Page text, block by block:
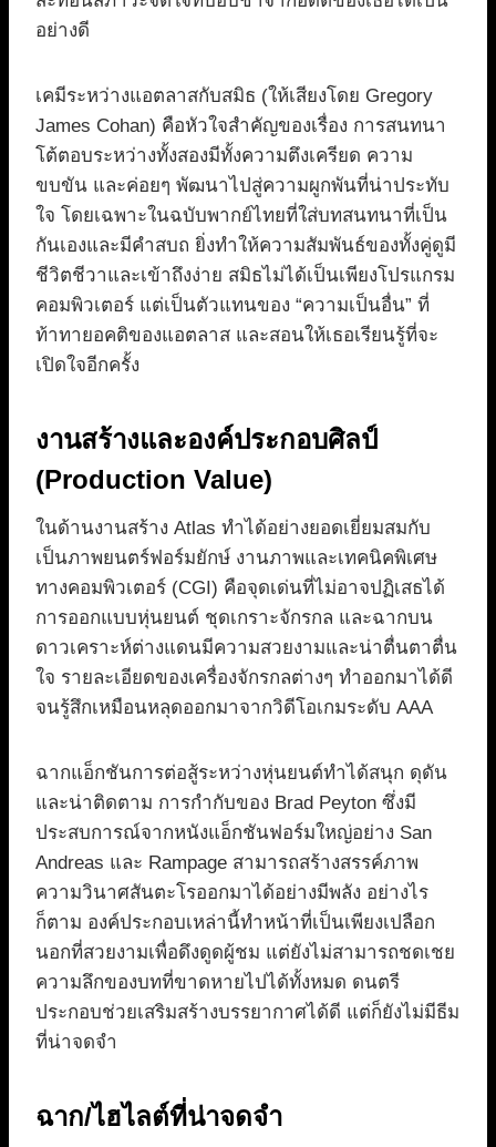
อย่างดี
เคมีระหว่างแอตลาสกับสมิธ (ให้เสียงโดย Gregory
James Cohan) คือหัวใจสำคัญของเรื่อง การสนทนา
โต้ตอบระหว่างทั้งสองมีทั้งความตึงเครียด ความ
ขบขัน และค่อยๆ พัฒนาไปสู่ความผูกพันที่น่าประทับ
ใจ โดยเฉพาะในฉบับพากย์ไทยที่ใส่บทสนทนาที่เป็น
กันเองและมีคำสบถ ยิ่งทำให้ความสัมพันธ์ของทั้งคู่ดูมี
ชีวิตชีวาและเข้าถึงง่าย สมิธไม่ได้เป็นเพียงโปรแกรม
คอมพิวเตอร์ แต่เป็นตัวแทนของ “ความเป็นอื่น” ที่
ท้าทายอคติของแอตลาส และสอนให้เธอเรียนรู้ที่จะ
เปิดใจอีกครั้ง
งานสร้างและองค์ประกอบศิลป์
(Production Value)
ในด้านงานสร้าง Atlas ทำได้อย่างยอดเยี่ยมสมกับ
เป็นภาพยนตร์ฟอร์มยักษ์ งานภาพและเทคนิคพิเศษ
ทางคอมพิวเตอร์ (CGI) คือจุดเด่นที่ไม่อาจปฏิเสธได้
การออกแบบหุ่นยนต์ ชุดเกราะจักรกล และฉากบน
ดาวเคราะห์ต่างแดนมีความสวยงามและน่าตื่นตาตื่น
ใจ รายละเอียดของเครื่องจักรกลต่างๆ ทำออกมาได้ดี
จนรู้สึกเหมือนหลุดออกมาจากวิดีโอเกมระดับ AAA
ฉากแอ็กชันการต่อสู้ระหว่างหุ่นยนต์ทำได้สนุก ดุดัน
และน่าติดตาม การกำกับของ Brad Peyton ซึ่งมี
ประสบการณ์จากหนังแอ็กชันฟอร์มใหญ่อย่าง San
Andreas และ Rampage สามารถสร้างสรรค์ภาพ
ความวินาศสันตะโรออกมาได้อย่างมีพลัง อย่างไร
ก็ตาม องค์ประกอบเหล่านี้ทำหน้าที่เป็นเพียงเปลือก
นอกที่สวยงามเพื่อดึงดูดผู้ชม แต่ยังไม่สามารถชดเชย
ความลึกของบทที่ขาดหายไปได้ทั้งหมด ดนตรี
ประกอบช่วยเสริมสร้างบรรยากาศได้ดี แต่ก็ยังไม่มีธีม
ที่น่าจดจำ
ฉาก/ไฮไลต์ที่น่าจดจำ